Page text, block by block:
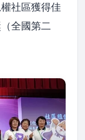
社區獲得佳
全國第二